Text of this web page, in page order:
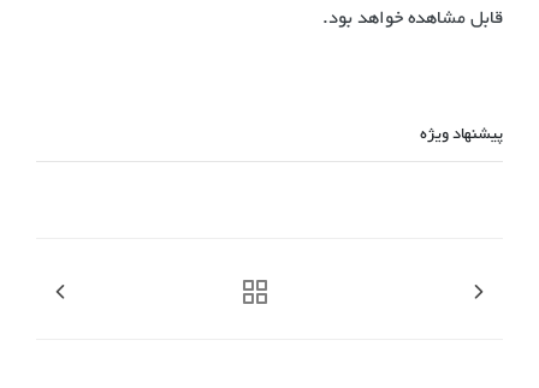
قابل مشاهده خواهد بود.
پیشنهاد ویژه